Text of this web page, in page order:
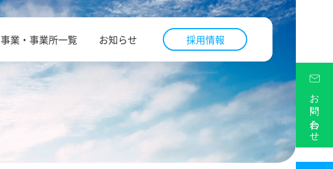
事業・事業所一覧 お知らせ 採用情報
お問い合わせ